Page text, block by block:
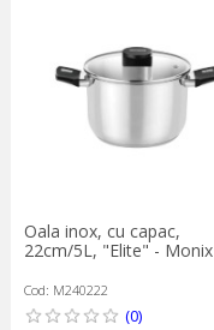
Oala inox, cu capac,
22cm/5L, "Elite" - Monix
Cod: M240222
(0)